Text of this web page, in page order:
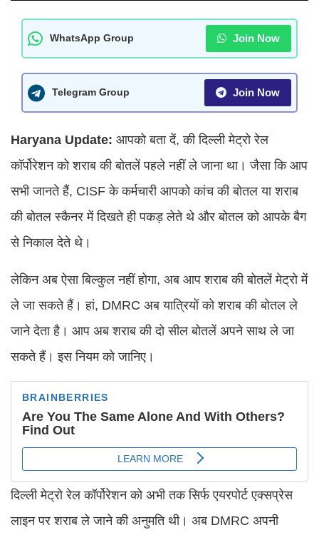
WhatsApp Group Join Now
Telegram Group Join Now
Haryana Update: आपको बता दें, की दिल्ली मेट्रो रेल
कॉर्पोरेशन को शराब की बोतलें पहले नहीं ले जाना था। जैसा कि आप
सभी जानते हैं, CISF के कर्मचारी आपको कांच की बोतल या शराब
की बोतल स्कैनर में दिखते ही पकड़ लेते थे और बोतल को आपके बैग
से निकाल देते थे।
लेकिन अब ऐसा बिल्कुल नहीं होगा, अब आप शराब की बोतलें मेट्रो में
ले जा सकते हैं। हां, DMRC अब यात्रियों को शराब की बोतल ले
जाने देता है। आप अब शराब की दो सील बोतलें अपने साथ ले जा
सकते हैं। इस नियम को जानिए।
दिल्ली मेट्रो रेल कॉर्पोरेशन को अभी तक सिर्फ एयरपोर्ट एक्सप्रेस
लाइन पर शराब ले जाने की अनुमति थी। अब DMRC अपनी